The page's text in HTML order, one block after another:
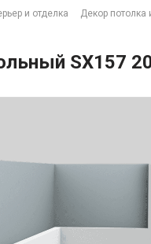
и отделка Декор потолка
SX157